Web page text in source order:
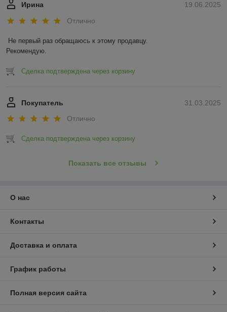
19.06.2025
Ирина
Отлично
Не первый раз обращаюсь к этому продавцу.
Рекомендую.
Сделка подтверждена через корзину
31.03.2025
Покупатель
Отлично
Сделка подтверждена через корзину
Показать все отзывы
О нас
Контакты
Доставка и оплата
График работы
Полная версия сайта